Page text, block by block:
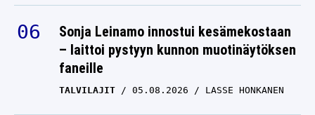
Sonja Leinamo innostui kesämekostaan
– laittoi pystyyn kunnon muotinäytöksen
faneille
TALVILAJIT